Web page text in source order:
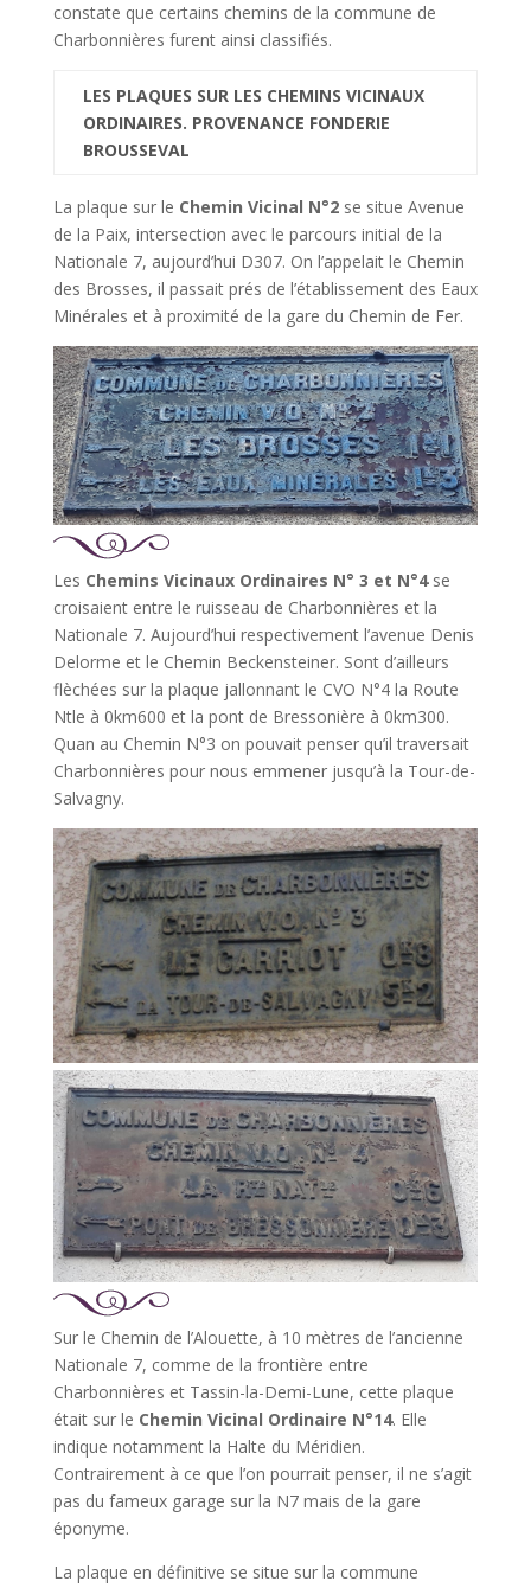
constate que certains chemins de la commune de
Charbonnières furent ainsi classifiés.
LES PLAQUES SUR LES CHEMINS VICINAUX
ORDINAIRES. PROVENANCE FONDERIE
BROUSSEVAL
La plaque sur le Chemin Vicinal N°2se situe Avenue
de la Paix, intersection avec le parcours initial de la
Nationale 7, aujourd’hui D307. On l’appelait le Chemin
des Brosses, il passait prés de l’établissement des Eaux
Minérales et à proximité de la gare du Chemin de Fer.
Les Chemins Vicinaux Ordinaires N° 3 et N°4se
croisaient entre le ruisseau de Charbonnières et la
Nationale 7. Aujourd’hui respectivement l’avenue Denis
Delorme et le Chemin Beckensteiner. Sont d’ailleurs
flèchées sur la plaque jallonnant le CVO N°4 la Route
Ntle à 0km600 et la pont de Bressonière à 0km300.
Quan au Chemin N°3 on pouvait penser qu’il traversait
Charbonnières pour nous emmener jusqu’à la Tour-de-
Salvagny.
Sur le Chemin de l’Alouette, à 10 mètres de l’ancienne
Nationale 7, comme de la frontière entre
Charbonnières et Tassin-la-Demi-Lune, cette plaque
était sur le Chemin Vicinal Ordinaire N°14. Elle
indique notamment la Halte du Méridien.
Contrairement à ce que l’on pourrait penser, il ne s’agit
pas du fameux garage sur la N7 mais de la gare
éponyme.
La plaque en définitive se situe sur la commune